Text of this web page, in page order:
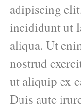
adipiscing
incididunt ut
aliqua. Ut
nostrud
ut aliquip ex
Duis aute